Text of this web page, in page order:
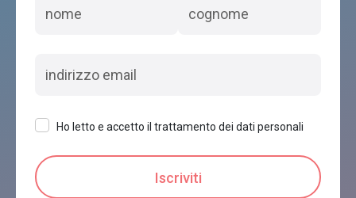
Ho letto e accetto il trattamento dei dati personali